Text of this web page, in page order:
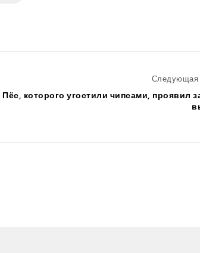
Следующая
Пёс, которого угостили чипсами, проявил